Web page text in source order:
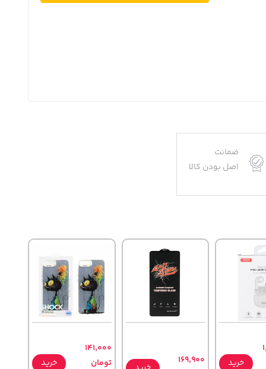
ضمانت
اصل بودن کالا
خرید
169,900
141,000
تومان
خرید